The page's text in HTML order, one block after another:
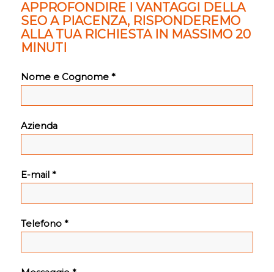
APPROFONDIRE I VANTAGGI DELLA
SEO A PIACENZA, RISPONDEREMO
ALLA TUA RICHIESTA IN MASSIMO 20
MINUTI
Nome e Cognome *
Azienda
E-mail *
Telefono *